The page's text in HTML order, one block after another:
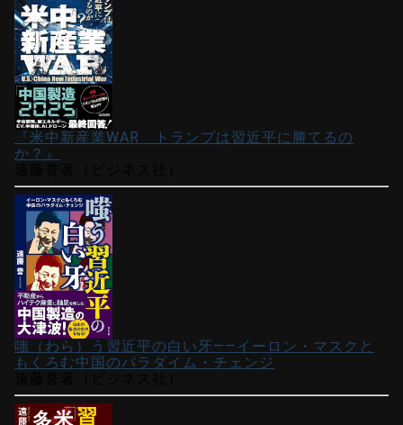
『米中新産業WAR トランプは習近平に勝てるの
か？』
嗤（わら）う習近平の白い牙――イーロン・マスクと
もくろむ中国のパラダイム・チェンジ